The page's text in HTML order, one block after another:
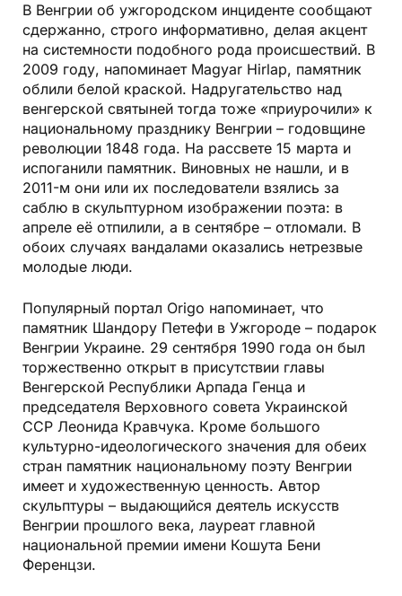
В Венгрии об ужгородском инциденте сообщают
сдержанно, строго информативно, делая акцент
на системности подобного рода происшествий. В
2009 году, напоминает Magyar Hirlap, памятник
облили белой краской. Надругательство над
венгерской святыней тогда тоже «приурочили» к
национальному празднику Венгрии – годовщине
революции 1848 года. На рассвете 15 марта и
испоганили памятник. Виновных не нашли, и в
2011-м они или их последователи взялись за
саблю в скульптурном изображении поэта: в
апреле её отпилили, а в сентябре – отломали. В
обоих случаях вандалами оказались нетрезвые
молодые люди.
Популярный портал Origo напоминает, что
памятник Шандору Петефи в Ужгороде – подарок
Венгрии Украине. 29 сентября 1990 года он был
торжественно открыт в присутствии главы
Венгерской Республики Арпада Генца и
председателя Верховного совета Украинской
ССР Леонида Кравчука. Кроме большого
культурно-идеологического значения для обеих
стран памятник национальному поэту Венгрии
имеет и художественную ценность. Автор
скульптуры – выдающийся деятель искусств
Венгрии прошлого века, лауреат главной
национальной премии имени Кошута Бени
Ференцзи.